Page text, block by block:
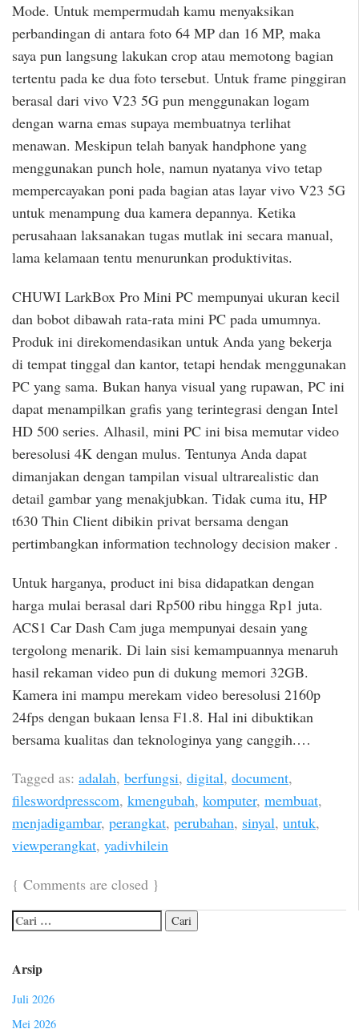
Mode. Untuk mempermudah kamu menyaksikan
perbandingan di antara foto 64 MP dan 16 MP, maka
saya pun langsung lakukan crop atau memotong bagian
tertentu pada ke dua foto tersebut. Untuk frame pinggiran
berasal dari vivo V23 5G pun menggunakan logam
dengan warna emas supaya membuatnya terlihat
menawan. Meskipun telah banyak handphone yang
menggunakan punch hole, namun nyatanya vivo tetap
mempercayakan poni pada bagian atas layar vivo V23 5G
untuk menampung dua kamera depannya. Ketika
perusahaan laksanakan tugas mutlak ini secara manual,
lama kelamaan tentu menurunkan produktivitas.
CHUWI LarkBox Pro Mini PC mempunyai ukuran kecil
dan bobot dibawah rata-rata mini PC pada umumnya.
Produk ini direkomendasikan untuk Anda yang bekerja
di tempat tinggal dan kantor, tetapi hendak menggunakan
PC yang sama. Bukan hanya visual yang rupawan, PC ini
dapat menampilkan grafis yang terintegrasi dengan Intel
HD 500 series. Alhasil, mini PC ini bisa memutar video
beresolusi 4K dengan mulus. Tentunya Anda dapat
dimanjakan dengan tampilan visual ultrarealistic dan
detail gambar yang menakjubkan. Tidak cuma itu, HP
t630 Thin Client dibikin privat bersama dengan
pertimbangkan information technology decision maker .
Untuk harganya, product ini bisa didapatkan dengan
harga mulai berasal dari Rp500 ribu hingga Rp1 juta.
ACS1 Car Dash Cam juga mempunyai desain yang
tergolong menarik. Di lain sisi kemampuannya menaruh
hasil rekaman video pun di dukung memori 32GB.
Kamera ini mampu merekam video beresolusi 2160p
24fps dengan bukaan lensa F1.8. Hal ini dibuktikan
bersama kualitas dan teknologinya yang canggih.…
Tagged as: adalah, berfungsi, digital, document,
fileswordpresscom, kmengubah, komputer, membuat,
menjadigambar, perangkat, perubahan, sinyal, untuk,
viewperangkat, yadivhilein
{ Comments are closed }
Arsip
Juli 2026
Mei 2026